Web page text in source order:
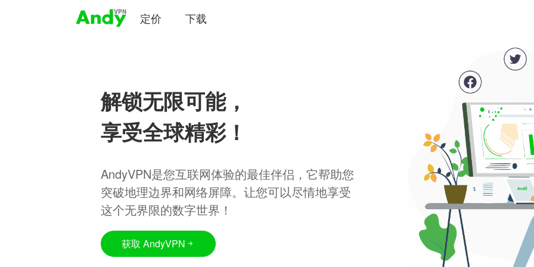
定价 下载
解锁无限可能，
享受全球精彩！
AndyVPN是您互联网体验的最佳伴侣，它帮助您
突破地理边界和网络屏障。让您可以尽情地享受
这个无界限的数字世界！
获取 AndyVPN